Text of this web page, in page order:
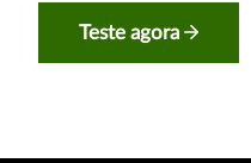
Teste agora